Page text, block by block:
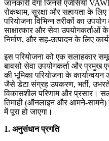
जानकारी देगा जिनसे एजेंसियाँ
रोकथाम, सुरक्षा और सहायता के
परियोजना विभिन्न तरीकों का
साक्षात्कार और सेवा
निर्माण, और सह-उत्पादन के लिए
इस परियोजना को एक सलाहकार समूह
बावसो सेवा उपयोगकर्ता और
की भूमिका परियोजना के
जैसे डेटा संग्रह उपकरण, भर्ती, उभरते
विकासशील परिणाम और प्रसार।
तिमाही (ऑनलाइन और आमने-सामने)
में पूरा हो जाएगा।
1. अनुसंधान प्रगति